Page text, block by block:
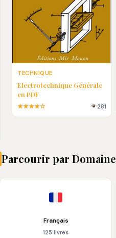
TECHNIQUE
Electrotechnique Générale
en PDF
★★★★☆ 281
Parcourir par Domaine
Français
125 livres